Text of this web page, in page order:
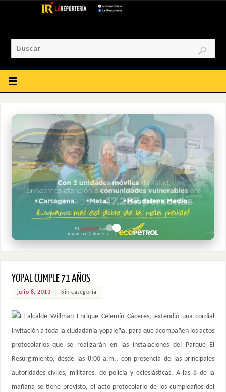
YOPAL CUMPLE 71 AÑOS
julio 8, 2013 Sin categoría
El alcalde Willman Enrique Celemín Cáceres, extendió una cordial
invitación a toda la ciudadanía yopaleña, para que acompañen los actos
protocolarios que se realizarán en las instalaciones del Parque El
Resurgimiento, desde las 8:00 a.m., con presencia de las principales
autoridades civiles, militares, de policía y eclesiásticas. A las 8 de la
mañana se tiene previsto, el acto protocolario de los cumpleaños del